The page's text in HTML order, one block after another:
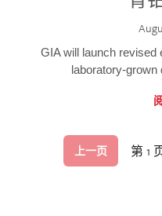
GIA will launch revised
laboratory-grown
上一页 第 1